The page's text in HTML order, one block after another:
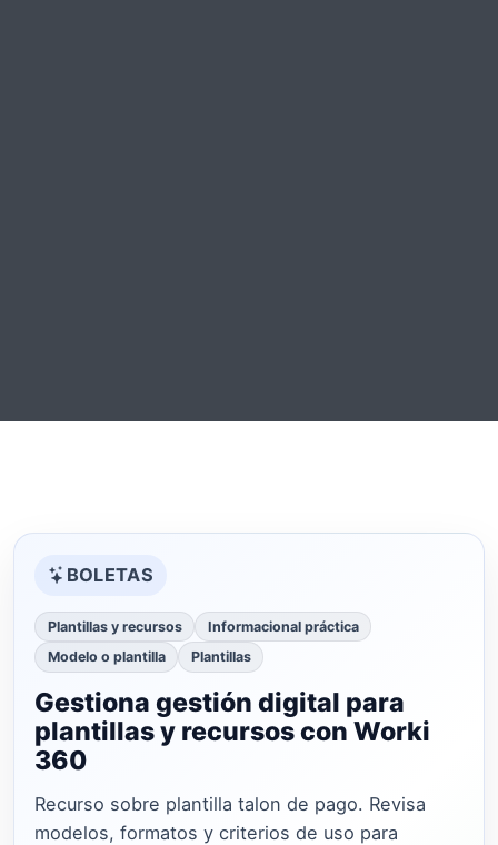
BOLETAS
Plantillas y recursos
Informacional práctica
Modelo o plantilla
Plantillas
Gestiona gestión digital para
plantillas y recursos con Worki
360
Recurso sobre plantilla talon de pago. Revisa
modelos, formatos y criterios de uso para